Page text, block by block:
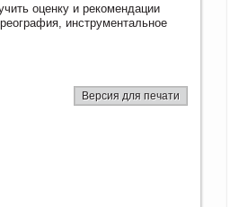
оценку и рекомендации
инструментальное
Версия для печати